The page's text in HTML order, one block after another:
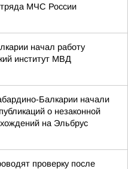
МЧС России
начал работу
институт МВД
Балкарии начали
о незаконной
на Эльбрус
проверку после